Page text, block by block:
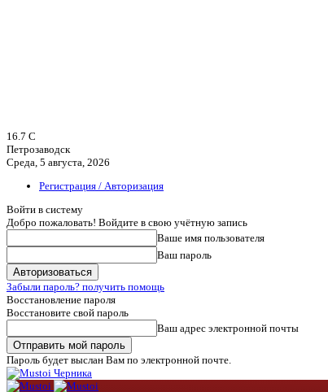
16.7 C
Петрозаводск
Среда, 5 августа, 2026
Регистрация / Авторизация
Войти в систему
Добро пожаловать! Войдите в свою учётную запись
Ваше имя пользователя
Ваш пароль
Забыли пароль? получить помощь
Восстановление пароля
Восстановите свой пароль
Ваш адрес электронной почты
Пароль будет выслан Вам по электронной почте.
Черника